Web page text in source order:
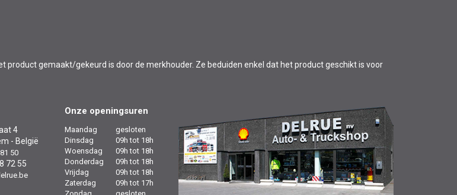
product gemaakt/gekeurd is door de merkhouder. Ze beduiden enkel dat het product geschikt is voor
4
- België
50
72 55
Onze openingsuren
Maandag
gesloten
Dinsdag
09h tot 18h
Woensdag
09h tot 18h
Donderdag
09h tot 18h
Vrijdag
09h tot 18h
Zaterdag
09h tot 17h